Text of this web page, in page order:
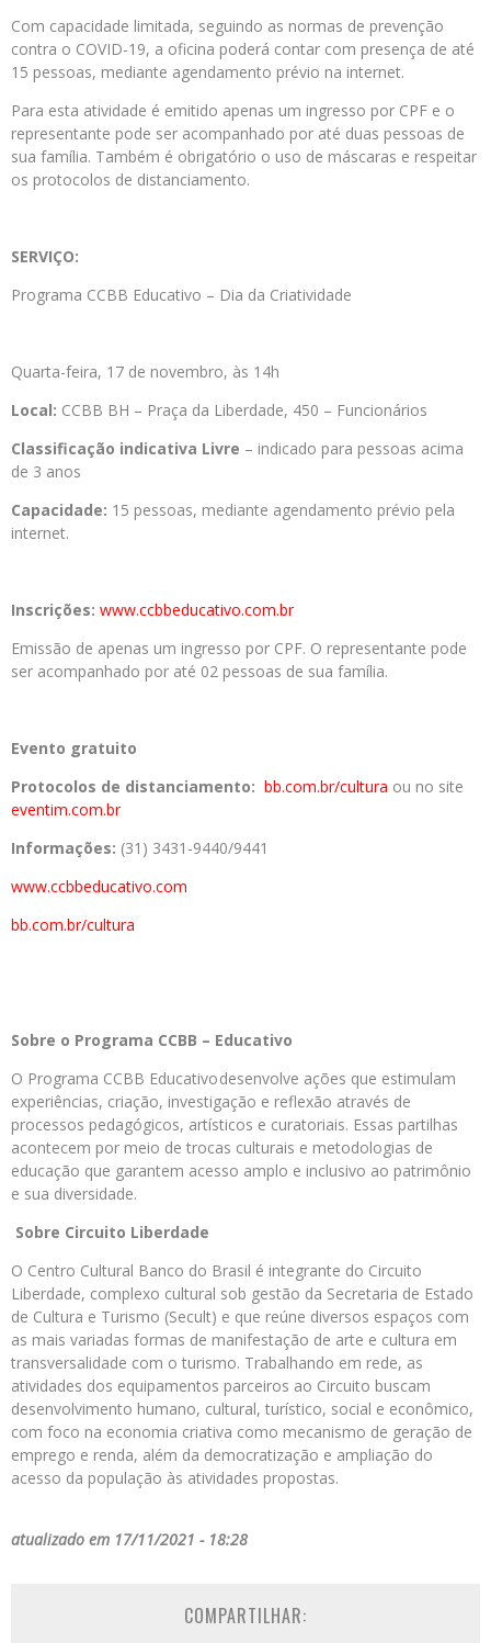
Com capacidade limitada, seguindo as normas de prevenção
contra o COVID-19, a oficina poderá contar com presença de até
15 pessoas, mediante agendamento prévio na internet.
Para esta atividade é emitido apenas um ingresso por CPF e o
representante pode ser acompanhado por até duas pessoas de
sua família. Também é obrigatório o uso de máscaras e respeitar
os protocolos de distanciamento.
SERVIÇO:
Programa CCBB Educativo – Dia da Criatividade
Quarta-feira, 17 de novembro, às 14h
Local: CCBB BH – Praça da Liberdade, 450 – Funcionários
Classificação indicativa Livre – indicado para pessoas acima
de 3 anos
Capacidade: 15 pessoas, mediante agendamento prévio pela
internet.
Inscrições: www.ccbbeducativo.com.br
Emissão de apenas um ingresso por CPF. O representante pode
ser acompanhado por até 02 pessoas de sua família.
Evento gratuito
Protocolos de distanciamento: bb.com.br/cultura ou no site
eventim.com.br
Informações: (31) 3431-9440/9441
www.ccbbeducativo.com
bb.com.br/cultura
Sobre o Programa CCBB – Educativo
O Programa CCBB Educativo desenvolve ações que estimulam
experiências, criação, investigação e reflexão através de
processos pedagógicos, artísticos e curatoriais. Essas partilhas
acontecem por meio de trocas culturais e metodologias de
educação que garantem acesso amplo e inclusivo ao patrimônio
e sua diversidade.
Sobre Circuito Liberdade
O Centro Cultural Banco do Brasil é integrante do Circuito
Liberdade, complexo cultural sob gestão da Secretaria de Estado
de Cultura e Turismo (Secult) e que reúne diversos espaços com
as mais variadas formas de manifestação de arte e cultura em
transversalidade com o turismo. Trabalhando em rede, as
atividades dos equipamentos parceiros ao Circuito buscam
desenvolvimento humano, cultural, turístico, social e econômico,
com foco na economia criativa como mecanismo de geração de
emprego e renda, além da democratização e ampliação do
acesso da população às atividades propostas.
atualizado em 17/11/2021 - 18:28
COMPARTILHAR: